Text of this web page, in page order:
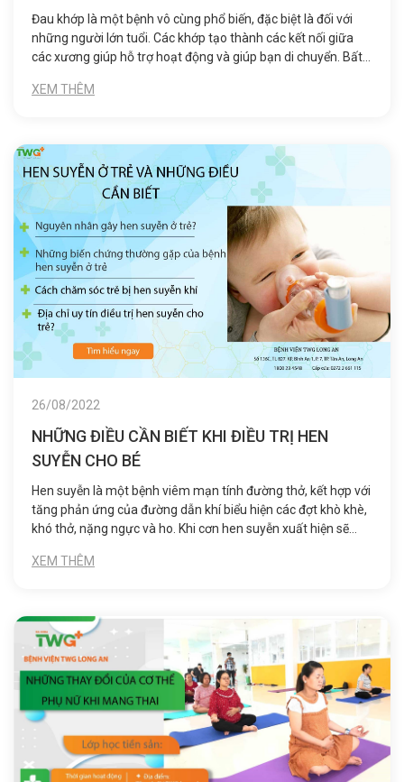
Đau khớp là một bệnh vô cùng phổ biến, đặc biệt là đối với
những người lớn tuổi. Các khớp tạo thành các kết nối giữa
các xương giúp hỗ trợ hoạt động và giúp bạn di chuyển. Bất
có thể cản trở chuyển động của bạn và gây ra nhiều đau đớn.
XEM THÊM
26/08/2022
NHỮNG ĐIỀU CẦN BIẾT KHI ĐIỀU TRỊ HEN
SUYỄN CHO BÉ
Hen suyễn là một bệnh viêm mạn tính đường thở, kết hợp với
tăng phản ứng của đường dẫn khí biểu hiện các đợt khò khè,
khó thở, nặng ngực và ho. Khi cơn hen suyễn xuất hiện sẽ
viêm nhiễm, co thắt, phù nề, chứa đầy chất nhầy gây tắt
XEM THÊM